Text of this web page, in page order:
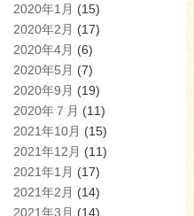
2020年1月 (15)
2020年2月 (17)
2020年4月 (6)
2020年5月 (7)
2020年9月 (19)
2020年７月 (11)
2021年10月 (15)
2021年12月 (11)
2021年1月 (17)
2021年2月 (14)
2021年3月 (14)